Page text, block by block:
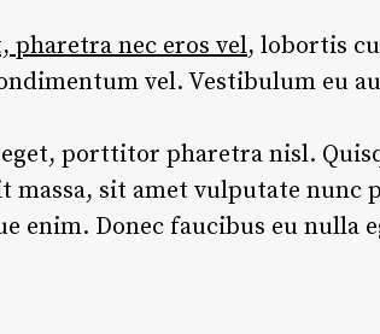
pharetra nec eros vel, lobortis
vel. Vestibulum eu
porttitor pharetra nisl.
massa, sit amet vulputate nunc
enim. Donec faucibus eu nulla